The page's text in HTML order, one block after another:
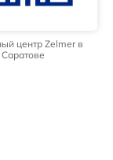
центр Zelmer в
Саратове